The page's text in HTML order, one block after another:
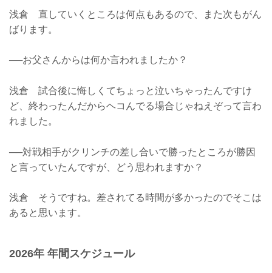
浅倉 直していくところは何点もあるので、また次もがん
ばります。
──お父さんからは何か言われましたか？
浅倉 試合後に悔しくてちょっと泣いちゃったんですけ
ど、終わったんだからヘコんでる場合じゃねえぞって言わ
れました。
──対戦相手がクリンチの差し合いで勝ったところが勝因
と言っていたんですが、どう思われますか？
浅倉 そうですね。差されてる時間が多かったのでそこは
あると思います。
2026年 年間スケジュール